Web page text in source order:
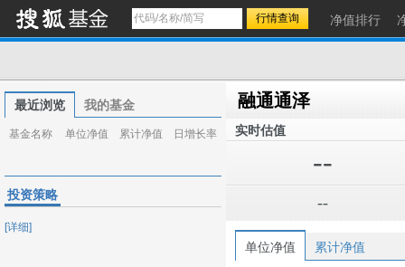
净值排行
最近浏览 我的基金
基金名称 单位净值 累计净值 日增长率
投资策略
[详细]
融通通泽
实时估值
--
--
单位净值 累计净值